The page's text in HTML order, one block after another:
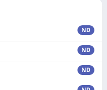
ND
ND
ND